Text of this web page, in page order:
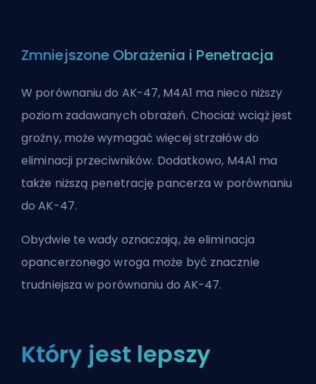
Zmniejszone Obrażenia i Penetracja
W porównaniu do AK-47, M4A1 ma nieco niższy
poziom zadawanych obrażeń. Chociaż wciąż jest
groźny, może wymagać więcej strzałów do
eliminacji przeciwników. Dodatkowo, M4A1 ma
także niższą penetrację pancerza w porównaniu
do AK-47.
Obydwie te wady oznaczają, że eliminacja
opancerzonego wroga może być znacznie
trudniejsza w porównaniu do AK-47.
Który jest lepszy